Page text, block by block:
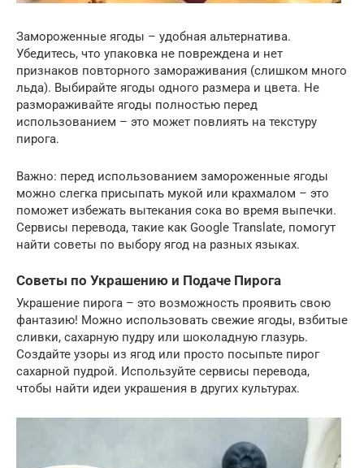
Замороженные ягоды – удобная альтернатива.
Убедитесь, что упаковка не повреждена и нет
признаков повторного замораживания (слишком много
льда). Выбирайте ягоды одного размера и цвета. Не
размораживайте ягоды полностью перед
использованием – это может повлиять на текстуру
пирога.
Важно: перед использованием замороженные ягоды
можно слегка присыпать мукой или крахмалом – это
поможет избежать вытекания сока во время выпечки.
Сервисы перевода, такие как Google Translate, помогут
найти советы по выбору ягод на разных языках.
Советы по Украшению и Подаче Пирога
Украшение пирога – это возможность проявить свою
фантазию! Можно использовать свежие ягоды, взбитые
сливки, сахарную пудру или шоколадную глазурь.
Создайте узоры из ягод или просто посыпьте пирог
сахарной пудрой. Используйте сервисы перевода,
чтобы найти идеи украшения в других культурах.